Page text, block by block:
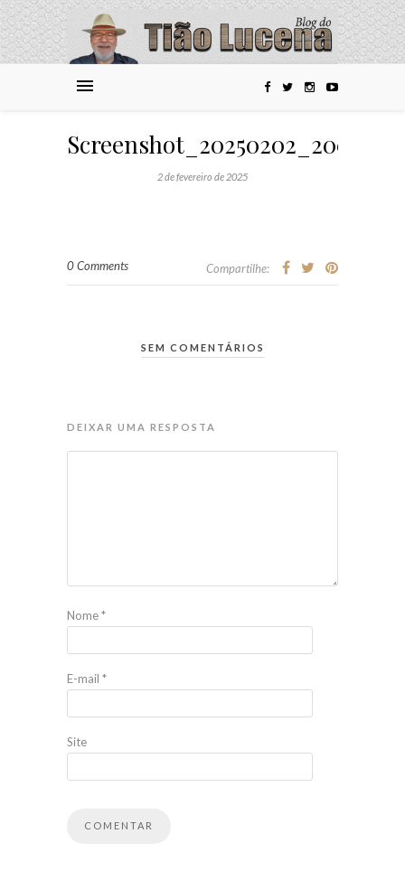
2 de fevereiro de 2025
0 Comments Compartilhe:
SEM COMENTÁRIOS
DEIXAR UMA RESPOSTA
Nome*
E-mail *
Site